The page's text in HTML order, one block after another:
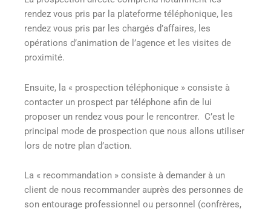
rendez vous pris par la plateforme téléphonique, les
rendez vous pris par les chargés d’affaires, les
opérations d’animation de l’agence et les visites de
proximité.
Ensuite, la « prospection téléphonique » consiste à
contacter un prospect par téléphone afin de lui
proposer un rendez vous pour le rencontrer. C’est le
principal mode de prospection que nous allons utiliser
lors de notre plan d’action.
La « recommandation » consiste à demander à un
client de nous recommander auprès des personnes de
son entourage professionnel ou personnel (confrères,